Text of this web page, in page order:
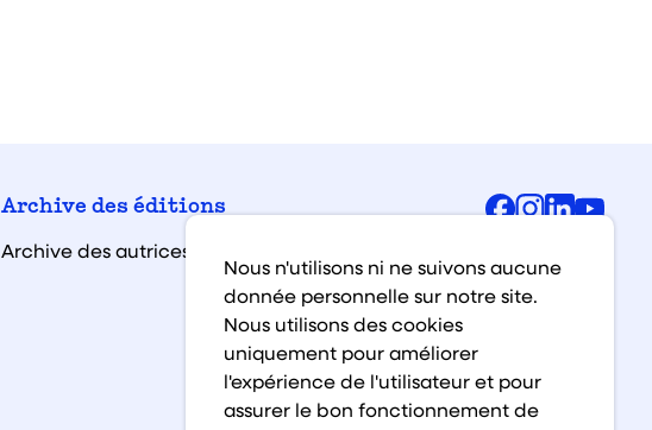
Archive des éditions
Archive des autrices et auteurs
Facebook
Nous n'utilisons ni ne suivons aucune
donnée personnelle sur notre site.
Nous utilisons des cookies
uniquement pour améliorer
l'expérience de l'utilisateur et pour
assurer le bon fonctionnement de